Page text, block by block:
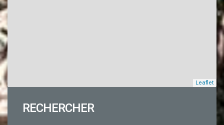
Leaflet
RECHERCHER